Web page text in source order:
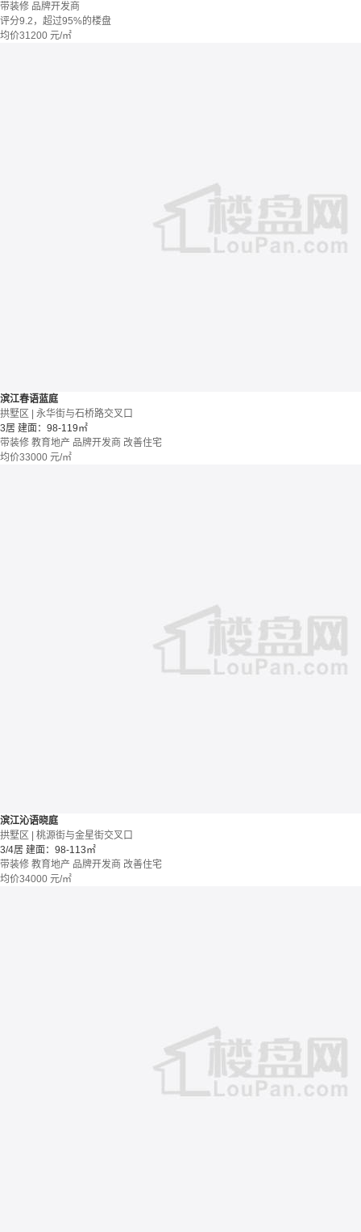
带装修 品牌开发商
评分9.2，超过95%的楼盘
均价31200 元/㎡
滨江春语蓝庭
拱墅区 | 永华街与石桥路交叉口
3居 建面：98-119㎡
带装修 教育地产 品牌开发商 改善住宅
均价33000 元/㎡
滨江沁语晓庭
拱墅区 | 桃源街与金星街交叉口
3/4居 建面：98-113㎡
带装修 教育地产 品牌开发商 改善住宅
均价34000 元/㎡